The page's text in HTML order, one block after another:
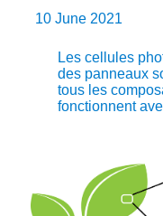
10 June 2021
Les cellules
des panneaux
tous les
fonctionnent